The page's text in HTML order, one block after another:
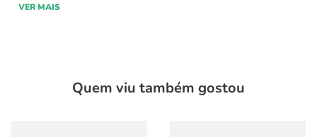
VER MAIS
Quem viu também gostou